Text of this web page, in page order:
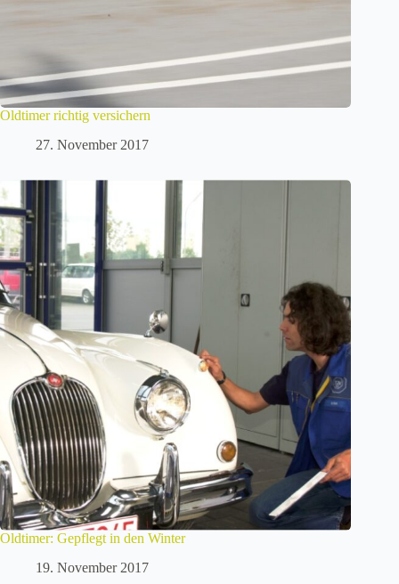
Oldtimer richtig versichern
27. November 2017
Oldtimer: Gepflegt in den Winter
19. November 2017